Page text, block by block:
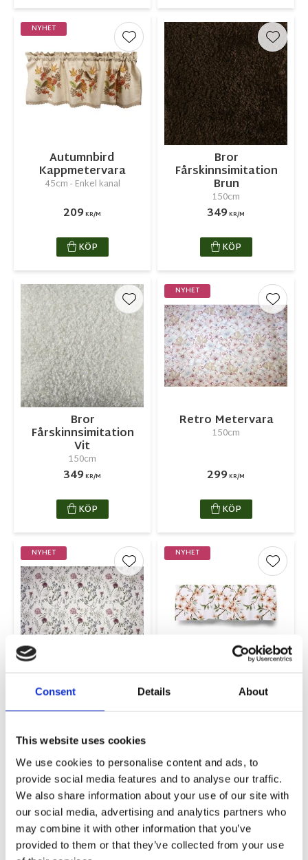
Consent Details About
This website uses cookies
We use cookies to personalise content and ads, to
provide social media features and to analyse our traffic.
We also share information about your use of our site with
our social media, advertising and analytics partners who
may combine it with other information that you’ve
provided to them or that they’ve collected from your use
Autumnbird
Kappmetervara
45cm - Enkel kanal
209 KR/M
NYHET
Lägg till i favoriter
KÖP
Bror
Fårskinnsimitation
Brun
150cm
349 KR/M
Lägg
KÖP
Bror
Fårskinnsimitation
Vit
150cm
349 KR/M
Lägg till i favoriter
KÖP
Retro Metervara
150cm
299 KR/M
NYHET
Lägg
KÖP
Blomster
Metervara
145cm
NYHET
Lägg till i favoriter
KÖP
Fägring
Kappmetervara
NYHET
Lägg
KÖP
Lägg till i favoriter Lägg